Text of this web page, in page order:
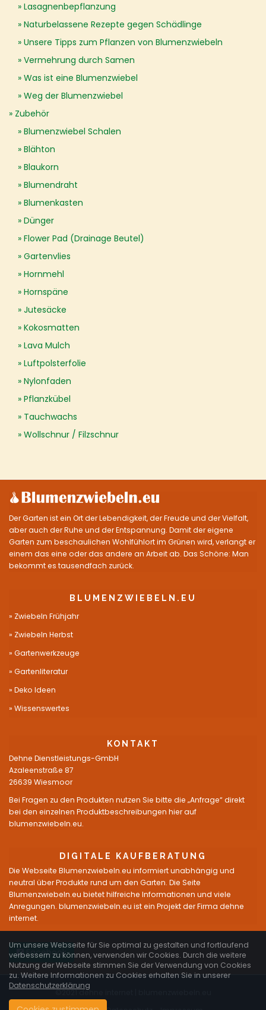
Lasagnenbepflanzung
Naturbelassene Rezepte gegen Schädlinge
Unsere Tipps zum Pflanzen von Blumenzwiebeln
Vermehrung durch Samen
Was ist eine Blumenzwiebel
Weg der Blumenzwiebel
Zubehör
Blumenzwiebel Schalen
Blähton
Blaukorn
Blumendraht
Blumenkasten
Dünger
Flower Pad (Drainage Beutel)
Gartenvlies
Hornmehl
Hornspäne
Jutesäcke
Kokosmatten
Lava Mulch
Luftpolsterfolie
Nylonfaden
Pflanzkübel
Tauchwachs
Wollschnur / Filzschnur
Der Garten ist ein Ort der Lebendigkeit, der Freude und der Vielfalt,
aber auch der Ruhe und der Entspannung. Damit der eigene
Garten zum beschaulichen Wohlfühlort im Grünen wird, verlangt er
einem das eine oder das andere an Arbeit ab. Das Schöne: Man
bekommt es tausendfach zurück.
BLUMENZWIEBELN.EU
Zwiebeln Frühjahr
Zwiebeln Herbst
Gartenwerkzeuge
Gartenliteratur
Deko Ideen
Wissenswertes
KONTAKT
Dehne Dienstleistungs-GmbH
Azaleenstraße 87
26639 Wiesmoor
Bei Fragen zu den Produkten nutzen Sie bitte die „Anfrage“ direkt
bei den einzelnen Produktbeschreibungen hier auf
blumenzwiebeln.eu.
DIGITALE KAUFBERATUNG
Die Webseite Blumenzwiebeln.eu informiert unabhängig und
neutral über Produkte rund um den Garten. Die Seite
Blumenzwiebeln.eu bietet hilfreiche Informationen und viele
Anregungen. blumenzwiebeln.eu ist ein Projekt der Firma dehne
internet.
Facebook
©2021 dehne internet |
Um unsere Webseite für Sie optimal zu gestalten und fortlaufend
verbessern zu können, verwenden wir Cookies. Durch die weitere
Nutzung der Webseite stimmen Sie der Verwendung von Cookies
zu. Weitere Informationen zu Cookies erhalten Sie in unserer
Datenschutzerklärung